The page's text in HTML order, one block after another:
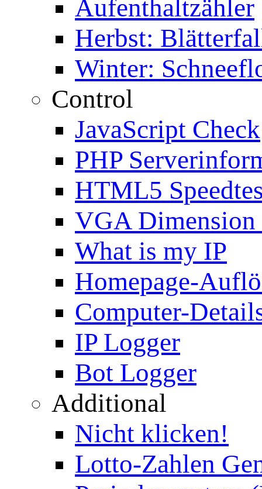
Aufenthaltzähler
Herbst:
Winter:
Control
JavaScript Check
PHP
HTML5
VGA Dimension
What is my IP
Homepage-
Computer-
IP Logger
Bot Logger
Additional
Nicht klicken!
Lotto-Zahlen